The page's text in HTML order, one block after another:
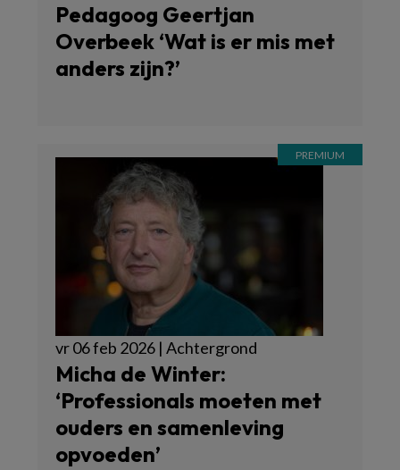
Pedagoog Geertjan
Overbeek ‘Wat is er mis met
anders zijn?’
vr 06 feb 2026 | Achtergrond
Micha de Winter:
‘Professionals moeten met
ouders en samenleving
opvoeden’